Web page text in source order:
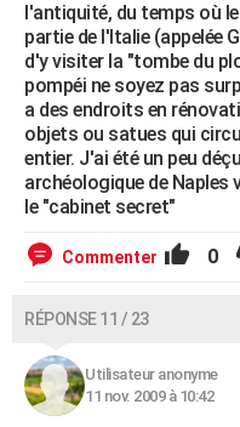
l'antiquité, du temps où
partie de l'Italie (appelée
d'y visiter la "tombe du
pompéi ne soyez pas
a des endroits en
objets ou satues qui
entier. J'ai été un peu
archéologique de
le "cabinet secret"
Commenter 0
RÉPONSE 11 / 23
Utilisateur anonyme
11 nov. 2009 à 10:42